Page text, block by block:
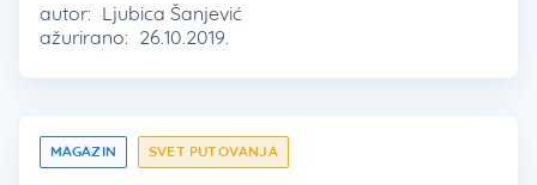
autor: Ljubica Šanjević
ažurirano: 26.10.2019.
MAGAZIN SVET PUTOVANJA